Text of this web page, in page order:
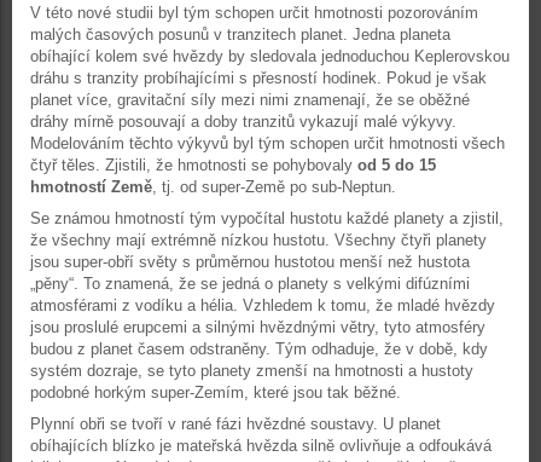
V této nové studii byl tým schopen určit hmotnosti pozorováním
malých časových posunů v tranzitech planet. Jedna planeta
obíhající kolem své hvězdy by sledovala jednoduchou Keplerovskou
dráhu s tranzity probíhajícími s přesností hodinek. Pokud je však
planet více, gravitační síly mezi nimi znamenají, že se oběžné
dráhy mírně posouvají a doby tranzitů vykazují malé výkyvy.
Modelováním těchto výkyvů byl tým schopen určit hmotnosti všech
čtyř těles. Zjistili, že hmotnosti se pohybovaly od 5 do 15
hmotností Země, tj. od super-Země po sub-Neptun.
Se známou hmotností tým vypočítal hustotu každé planety a zjistil,
že všechny mají extrémně nízkou hustotu. Všechny čtyři planety
jsou super-obří světy s průměrnou hustotou menší než hustota
„pěny“. To znamená, že se jedná o planety s velkými difúzními
atmosférami z vodíku a hélia. Vzhledem k tomu, že mladé hvězdy
jsou proslulé erupcemi a silnými hvězdnými větry, tyto atmosféry
budou z planet časem odstraněny. Tým odhaduje, že v době, kdy
systém dozraje, se tyto planety zmenší na hmotnosti a hustoty
podobné horkým super-Zemím, které jsou tak běžné.
Plynní obři se tvoří v rané fázi hvězdné soustavy. U planet
obíhajících blízko je mateřská hvězda silně ovlivňuje a odfoukává